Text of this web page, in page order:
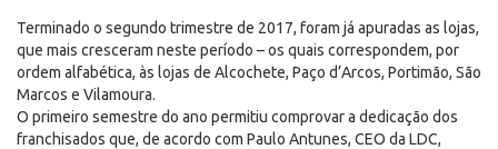
Terminado o segundo trimestre de 2017, foram já apuradas as lojas,
que mais cresceram neste período – os quais correspondem, por
ordem alfabética, às lojas de Alcochete, Paço d’Arcos, Portimão, São
Marcos e Vilamoura.
O primeiro semestre do ano permitiu comprovar a dedicação dos
franchisados que, de acordo com Paulo Antunes, CEO da LDC,